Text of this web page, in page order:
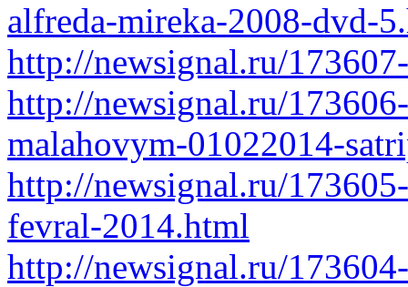
alfreda-mireka-2008-dvd-
http://newsignal.ru/
http://newsignal.ru/
malahovym-01022014-
http://newsignal.ru/
fevral-2014.html
http://newsignal.ru/